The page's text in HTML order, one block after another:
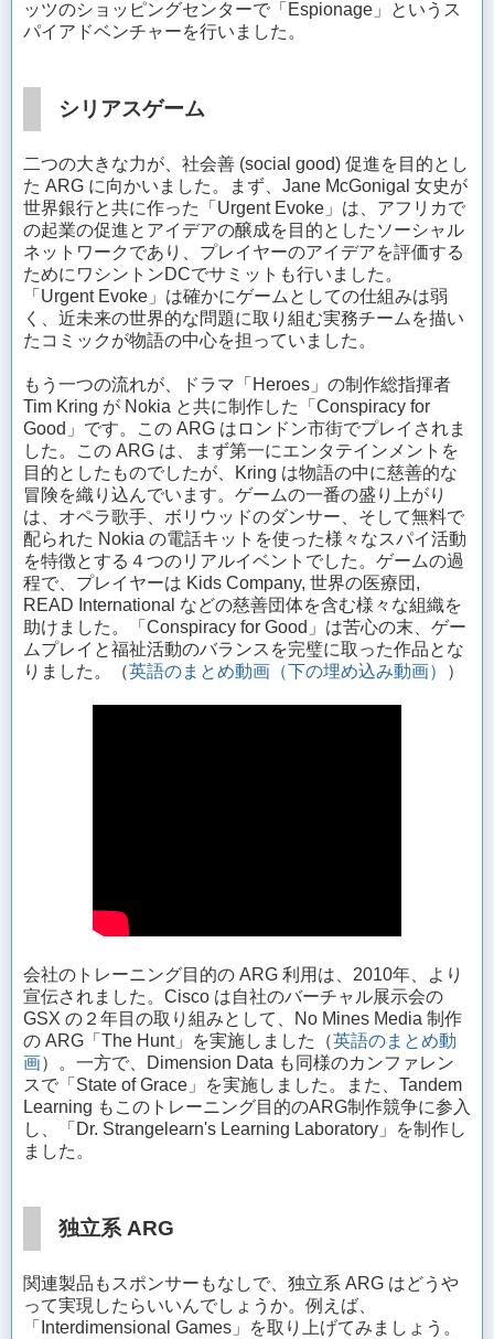
ッツのショッピングセンターで「Espionage」というス
パイアドベンチャーを行いました。
シリアスゲーム
二つの大きな力が、社会善 (social good) 促進を目的とし
た ARG に向かいました。まず、Jane McGonigal 女史が
世界銀行と共に作った「Urgent Evoke」は、アフリカで
の起業の促進とアイデアの醸成を目的としたソーシャル
ネットワークであり、プレイヤーのアイデアを評価する
ためにワシントンDCでサミットも行いました。
「Urgent Evoke」は確かにゲームとしての仕組みは弱
く、近未来の世界的な問題に取り組む実務チームを描い
たコミックが物語の中心を担っていました。
もう一つの流れが、ドラマ「Heroes」の制作総指揮者
Tim Kring が Nokia と共に制作した「Conspiracy for
Good」です。この ARG はロンドン市街でプレイされま
した。この ARG は、まず第一にエンタテインメントを
目的としたものでしたが、Kring は物語の中に慈善的な
冒険を織り込んでいます。ゲームの一番の盛り上がり
は、オペラ歌手、ボリウッドのダンサー、そして無料で
配られた Nokia の電話キットを使った様々なスパイ活動
を特徴とする４つのリアルイベントでした。ゲームの過
程で、プレイヤーは Kids Company, 世界の医療団,
READ International などの慈善団体を含む様々な組織を
助けました。「Conspiracy for Good」は苦心の末、ゲー
ムプレイと福祉活動のバランスを完璧に取った作品とな
りました。（英語のまとめ動画（下の埋め込み動画） ）
会社のトレーニング目的の ARG 利用は、2010年、より
宣伝されました。Cisco は自社のバーチャル展示会の
GSX の２年目の取り組みとして、No Mines Media 制作
の ARG「The Hunt」を実施しました（英語のまとめ動
画）。一方で、Dimension Data も同様のカンファレン
スで「State of Grace」を実施しました。また、Tandem
Learning もこのトレーニング目的のARG制作競争に参入
し、「Dr. Strangelearn's Learning Laboratory」を制作し
ました。
独立系 ARG
関連製品もスポンサーもなしで、独立系 ARG はどうや
って実現したらいいんでしょうか。例えば、
「Interdimensional Games」を取り上げてみましょう。